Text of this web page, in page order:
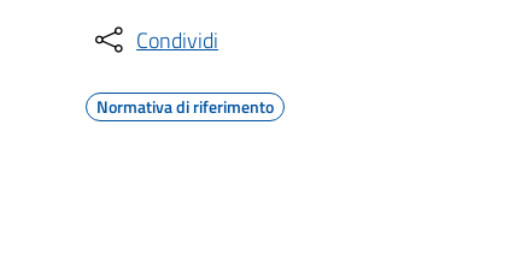
Condividi
Normativa di riferimento